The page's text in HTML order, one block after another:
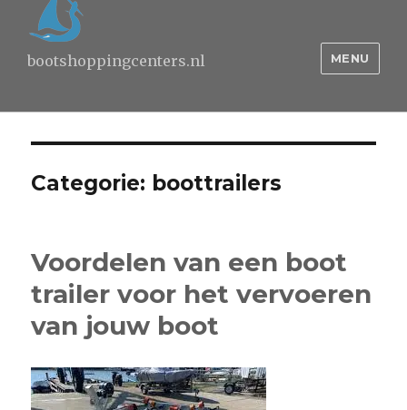
bootshoppingcenters.nl MENU
Categorie: boottrailers
Voordelen van een boot
trailer voor het vervoeren
van jouw boot